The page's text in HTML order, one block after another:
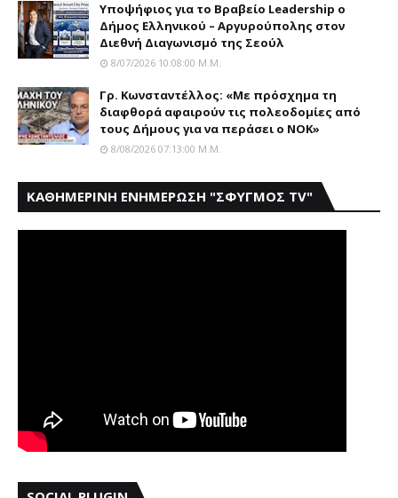
Yποψήφιος για το Bραβείο Leadership ο
Δήμος Ελληνικού – Αργυρούπολης στον
Διεθνή Διαγωνισμό της Σεούλ
8/07/2026 10:08:00 Μ.μ.
Γρ. Κωνσταντέλλος: «Με πρόσχημα τη
διαφθορά αφαιρούν τις πολεοδομίες από
τους Δήμους για να περάσει ο NOK»
8/08/2026 07:13:00 Μ.μ.
ΚΑΘΗΜΕΡΙΝΗ ΕΝΗΜΕΡΩΣΗ "ΣΦΥΓΜΟΣ TV"